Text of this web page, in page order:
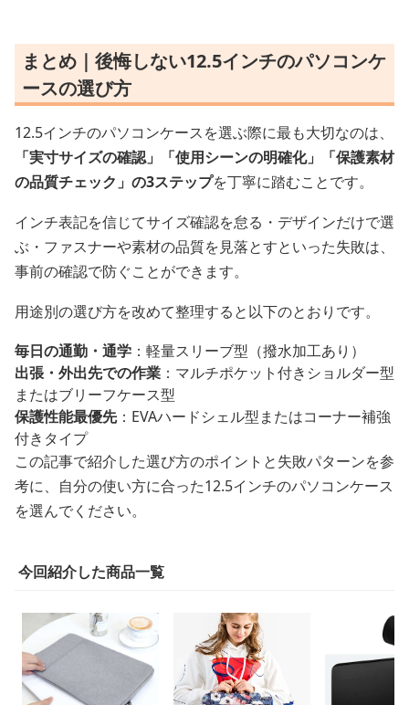
まとめ｜後悔しない12.5インチのパソコンケ
ースの選び方
12.5インチのパソコンケースを選ぶ際に最も大切なのは、
「実寸サイズの確認」「使用シーンの明確化」「保護素材
の品質チェック」の3ステップを丁寧に踏むことです。
インチ表記を信じてサイズ確認を怠る・デザインだけで選
ぶ・ファスナーや素材の品質を見落とすといった失敗は、
事前の確認で防ぐことができます。
用途別の選び方を改めて整理すると以下のとおりです。
毎日の通勤・通学 ：軽量スリーブ型（撥水加工あり）
出張・外出先での作業 ：マルチポケット付きショルダー型
またはブリーフケース型
保護性能最優先：EVAハードシェル型またはコーナー補強
付きタイプ
この記事で紹介した選び方のポイントと失敗パターンを参
考に、自分の使い方に合った12.5インチのパソコンケース
を選んでください。
今回紹介した商品一覧